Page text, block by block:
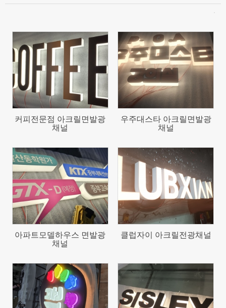
커피전문점 아크릴면발광
채널
86
우주대스타 아크릴면발광
채널
83
아파트모델하우스 면발광
채널
클럽자이 아크릴전광채널
68 1847